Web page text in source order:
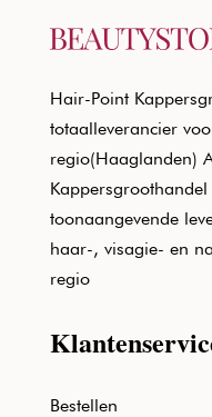
Hair-Point
totaalleverancier
regio(Haaglanden)
toonaangevende
haar-, visagie- en
regio
Bestellen